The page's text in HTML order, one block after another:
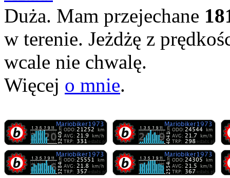
Duża. Mam przejechane
w terenie. Jeżdżę z
wcale nie chwalę.
Więcej o mnie.